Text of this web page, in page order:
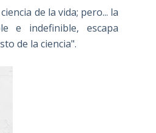
de la vida; pero... la
e indefinible, escapa
de la ciencia".